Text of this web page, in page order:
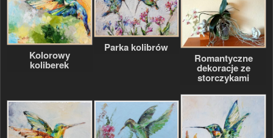
Kolorowy
koliberek
Parka kolibrów
Romantyczne
dekoracje ze
storczykami